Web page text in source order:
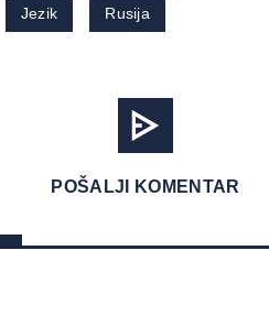
Jezik Rusija
POŠALJI KOMENTAR